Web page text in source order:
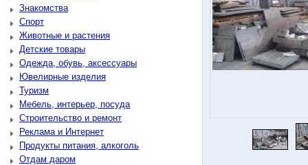
Знакомства
Спорт
Животные и растения
Детские товары
Одежда, обувь, аксессуары
Ювелирные изделия
Туризм
Мебель, интерьер, посуда
Строительство и ремонт
Реклама и Интернет
Продукты питания, алкоголь
Отдам даром